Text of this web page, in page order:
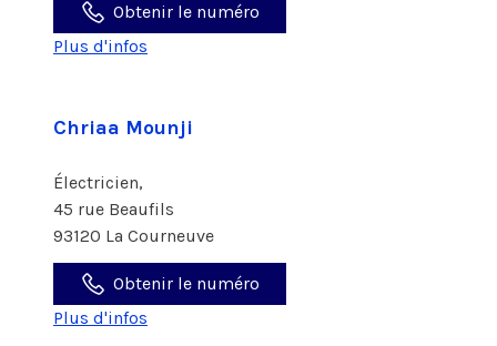
Obtenir le numéro
Plus d'infos
Chriaa Mounji
Électricien,
45 rue Beaufils
93120 La Courneuve
Obtenir le numéro
Plus d'infos